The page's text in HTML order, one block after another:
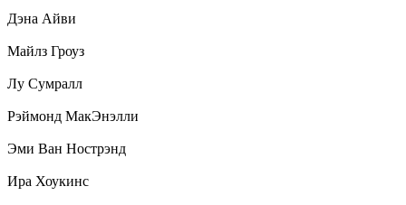
Дэна Айви
Майлз Гроуз
Лу Сумралл
Рэймонд МакЭнэлли
Эми Ван Нострэнд
Ира Хоукинс